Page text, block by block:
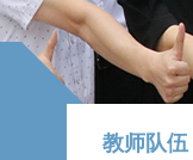
教师队伍